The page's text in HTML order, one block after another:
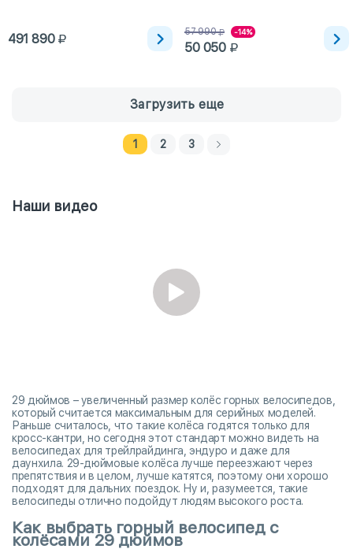
491 890
57 990 -14%
50 050
Загрузить еще
1 2 3
Наши видео
29 дюймов – увеличенный размер колёс горных велосипедов,
который считается максимальным для серийных моделей.
Раньше считалось, что такие колёса годятся только для
кросс-кантри, но сегодня этот стандарт можно видеть на
велосипедах для трейлрайдинга, эндуро и даже для
даунхила. 29-дюймовые колёса лучше переезжают через
препятствия и в целом, лучше катятся, поэтому они хорошо
подходят для дальних поездок. Ну и, разумеется, такие
велосипеды отлично подойдут людям высокого роста.
Как выбрать горный велосипед с
колёсами 29 дюймов